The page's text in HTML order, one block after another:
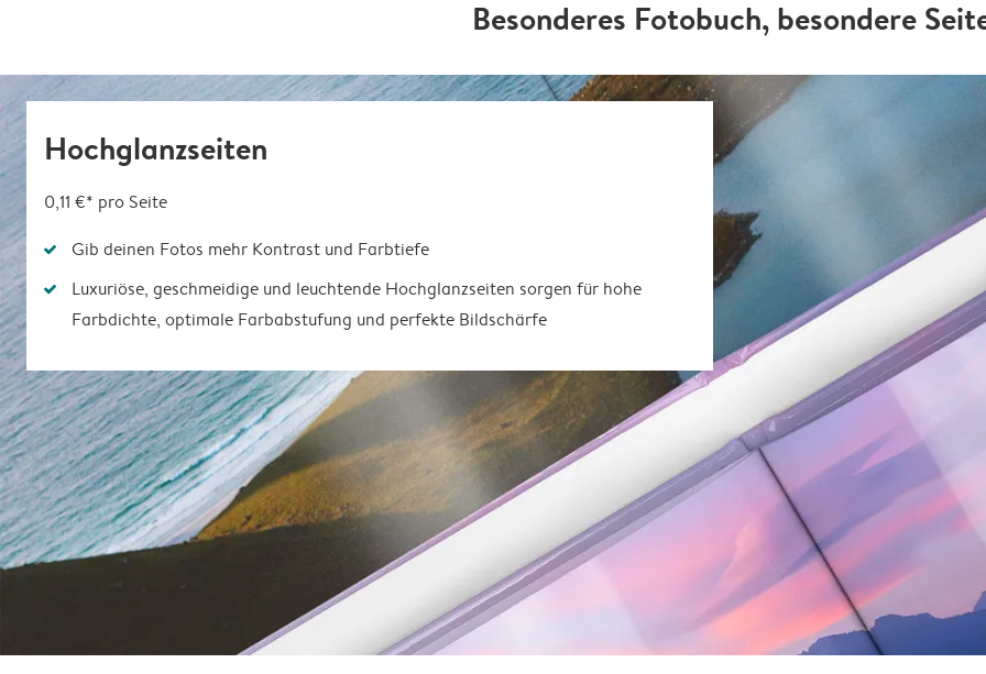
Besonderes Fotobuch, besondere
Hochglanzseiten
0,11 €* pro Seite
Gib deinen Fotos mehr Kontrast und Farbtiefe
Luxuriöse, geschmeidige und leuchtende Hochglanzseiten sorgen für hohe
Farbdichte, optimale Farbabstufung und perfekte Bildschärfe